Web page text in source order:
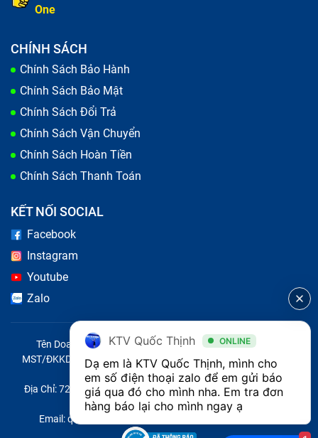
TỪ KHÓA TÌM KIẾM
Thu mua iPhone 6S Plus cũ giá cao
Thu mua iPhone 6S cũ giá cao
Thu mua iPhone 6 Plus cũ giá cao
Thu mua iPhone 6 cũ giá cao
Thu mua iPhone 5S cũ giá cao
Thu mua iPhone 5C cũ giá cao
Thu mua iPhone 5 cũ giá cao
Thu mua iPhone SE cũ giá cao
Thu mua iPhone 7 cũ giá cao
One
CHÍNH SÁCH
Chính Sách Bảo Hành
Chính Sách Bảo Mật
Chính Sách Đổi Trả
Chính Sách Vận Chuyển
Chính Sách Hoàn Tiền
Chính Sách Thanh Toán
KẾT NỐI SOCIAL
Facebook
Instagram
Youtube
Zalo
Tên Doanh Nghiệp: CÔNG TY TNHH CITY ONE VIỆT NAM
MST/ĐKKD/QĐTL: 0316569346 do sở KHĐT TP.HCM cấp ngày
14/04/2023
Địa Chỉ: 721 Trường Chinh, Phường Tây Thạnh, Quận Tân Phú,
Thành phố Hồ Chí Minh, Việt Nam
Email: quoc@baohanhone.com | Điện Thoại: 18001236
KTV Quốc Thịnh ONLINE
Dạ em là KTV Quốc Thịnh, mình cho
em số điện thoại zalo để em gửi báo
giá qua đó cho mình nha. Em tra đơn
hàng báo lại cho mình ngay ạ